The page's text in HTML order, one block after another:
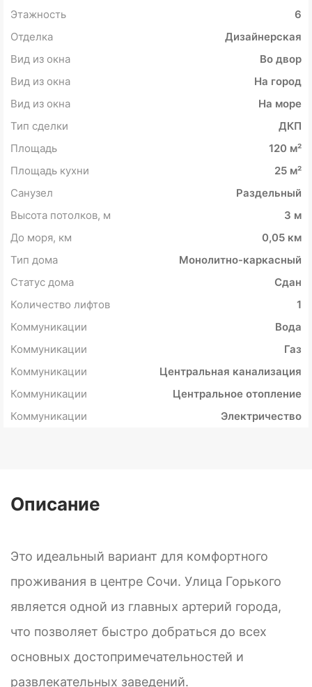
Этажность
6
Отделка
Дизайнерская
Вид из окна
Во двор
Вид из окна
На город
Вид из окна
На море
Тип сделки
ДКП
Площадь
120 м²
Площадь кухни
25 м²
Санузел
Раздельный
Высота потолков, м
3 м
До моря, км
0,05 км
Тип дома
Монолитно-каркасный
Статус дома
Сдан
Количество лифтов
1
Коммуникации
Вода
Коммуникации
Газ
Коммуникации
Центральная канализация
Коммуникации
Центральное отопление
Коммуникации
Электричество
Описание
Это идеальный вариант для комфортного
проживания в центре Сочи. Улица Горького
является одной из главных артерий города,
что позволяет быстро добраться до всех
основных достопримечательностей и
развлекательных заведений.